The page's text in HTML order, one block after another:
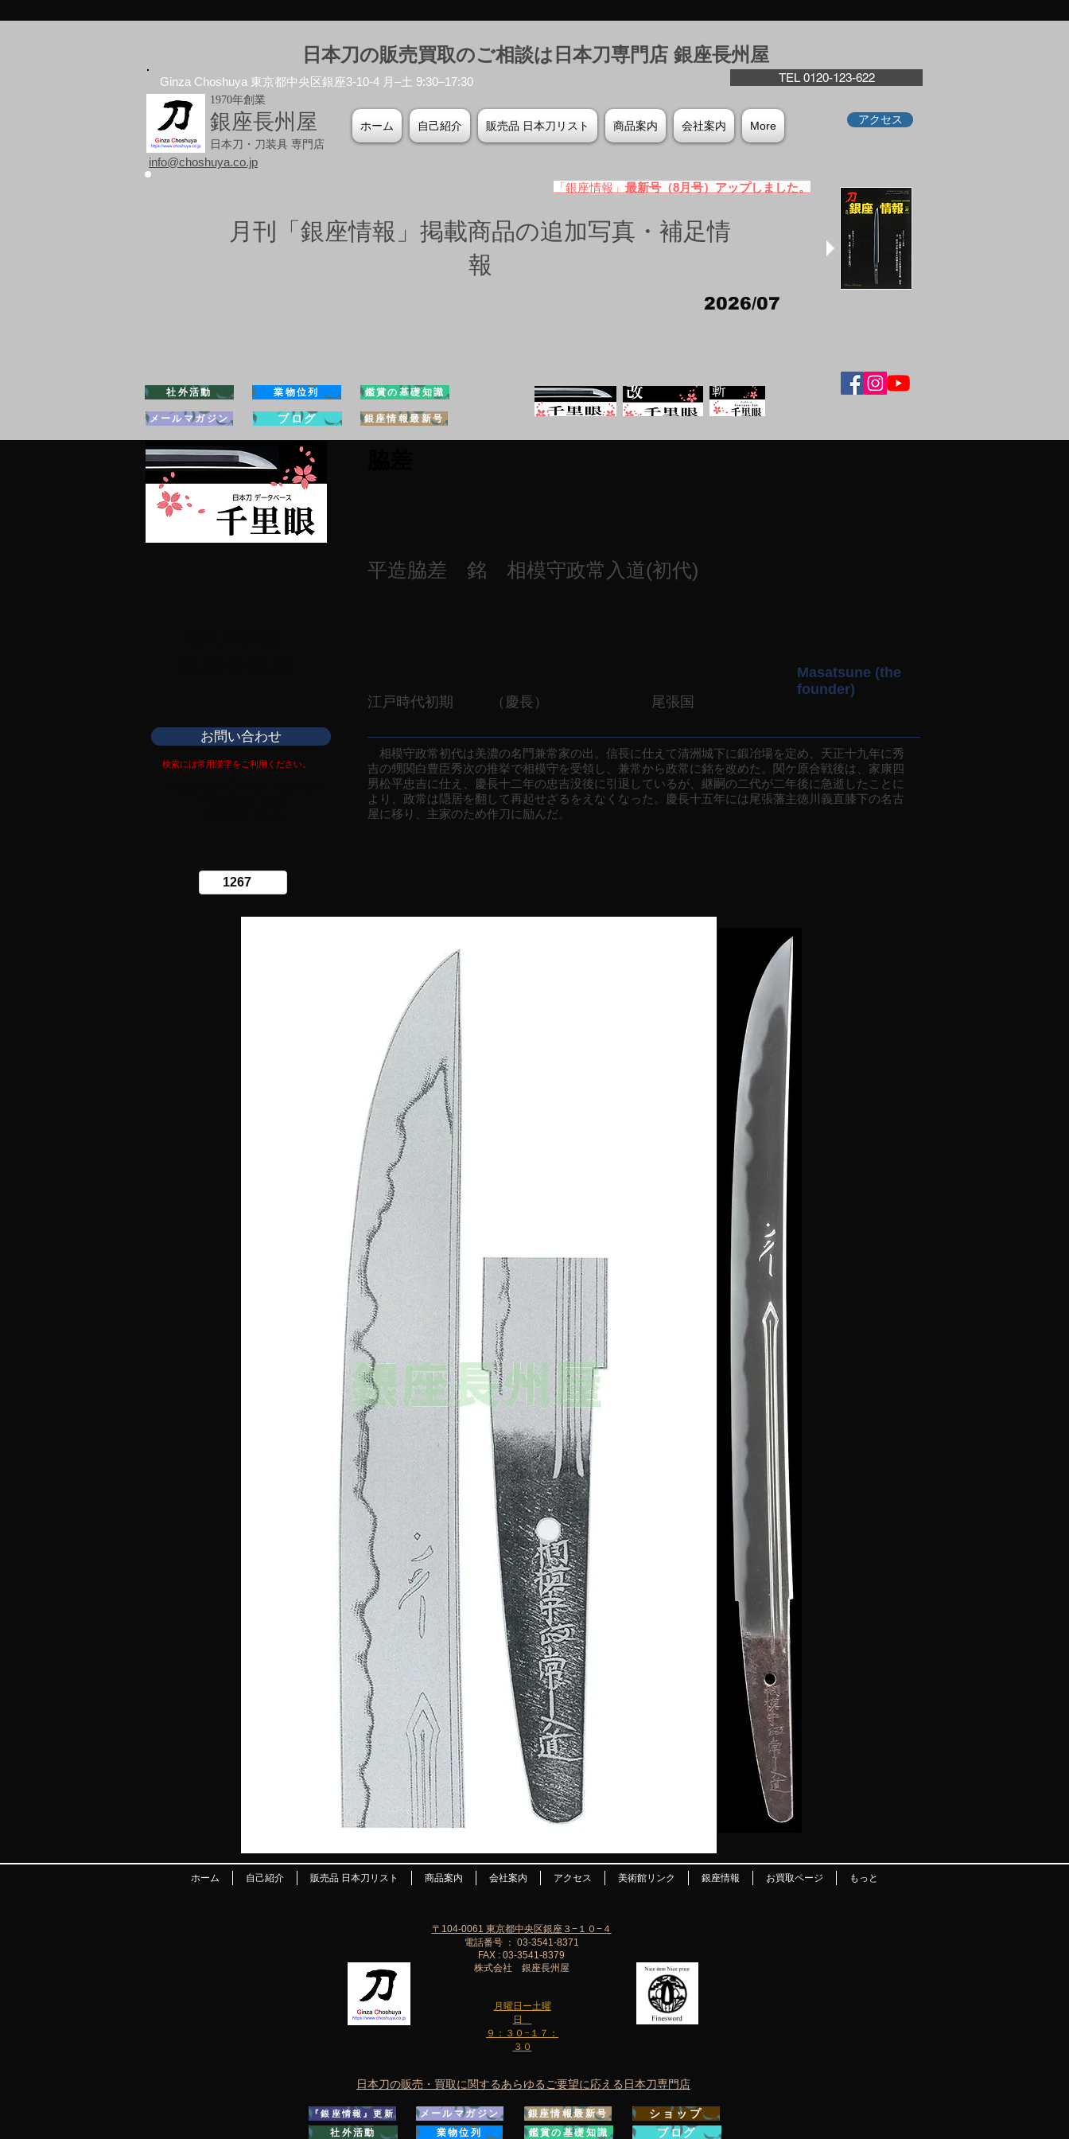
日本刀の販売買取のご相談は日本刀専門店 銀座⻑州屋
TEL 0120-123-622
Ginza Choshuya 東京都中央区銀座3-10-4 月–土 9:30–17:30
1970年創業
銀座長州屋
日本刀・刀装具 専門店
ホーム 自己紹介 販売品 日本刀リスト 商品案内 会社案内 More アクセス
info@choshuya.co.jp
「銀座情報」 最新号（8月号）アップしました。
月刊「銀座情報」掲載商品の追加写真・補足情
報
2026/07
社外活動 業物位列 鑑賞の基礎知識
メールマガジン ブログ 銀座情報最新号
平造脇差 銘 相模守政常入道(初代)
江戸時代初期 （慶長） 尾張国
Masatsune (the
founder)
お問い合わせ
検索には常用漢字をご利用ください。
相模守政常初代は美濃の名門兼常家の出。信長に仕えて清洲城下に鍛冶場を定め、天正十九年に秀
吉の甥関白豊臣秀次の推挙で相模守を受領し、兼常から政常に銘を改めた。関ケ原合戦後は、家康四
男松平忠吉に仕え、慶長十二年の忠吉没後に引退しているが、継嗣の二代が二年後に急逝したことに
より、政常は隠居を翻して再起せざるをえなくなった。慶長十五年には尾張藩主徳川義直膝下の名古
屋に移り、主家のため作刀に励んだ。
ホーム 自己紹介 販売品 日本刀リスト 商品案内 会社案内 アクセス 美術館リンク 銀座情報 お買取ページ もっと
月曜日ー土曜
日
９：３０−１７：
３０
〒104-0061 東京都中央区銀座３−１０−４
電話番号 ： 03-3541-8371
FAX : 03-3541-8379
株式会社 銀座長州屋
日本刀の販売・買取に関するあらゆるご要望に応える日本刀専門店
『銀座情報』更新
社外活動
メールマガジン
業物位列
銀座情報最新号
鑑賞の基礎知識
ショップ
ブログ